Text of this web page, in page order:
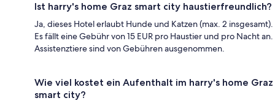
Ist harry's home Graz smart city haustierfreundlich?
Ja, dieses Hotel erlaubt Hunde und Katzen (max. 2 insgesamt).
Es fällt eine Gebühr von 15 EUR pro Haustier und pro Nacht an.
Assistenztiere sind von Gebühren ausgenommen.
Wie viel kostet ein Aufenthalt im harry's home Graz
smart city?